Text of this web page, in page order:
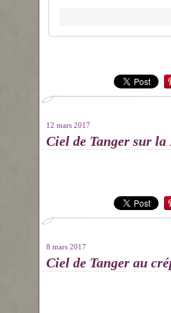
12 mars 2017
Ciel de Tanger sur la
8 mars 2017
Ciel de Tanger au